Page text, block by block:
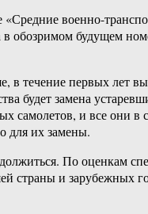
военно-
будущем
течение первых лет
будет замена
и все они в
для их замены.
По оценкам
страны и зарубежных